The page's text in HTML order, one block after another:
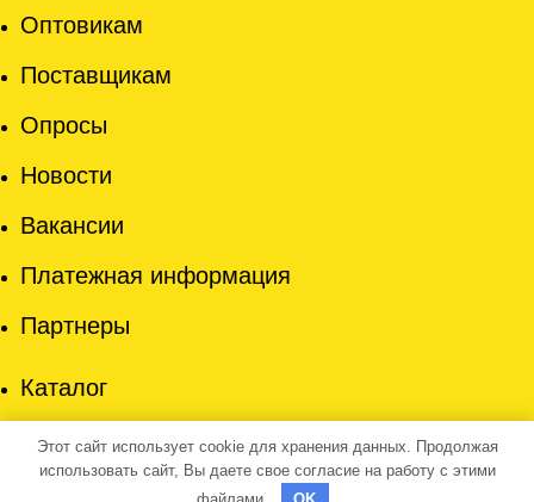
Оптовикам
Поставщикам
Опросы
Новости
Вакансии
Платежная информация
Партнеры
Каталог
Оптовикам
Этот сайт использует cookie для хранения данных. Продолжая
использовать сайт, Вы даете свое согласие на работу с этими
файлами.